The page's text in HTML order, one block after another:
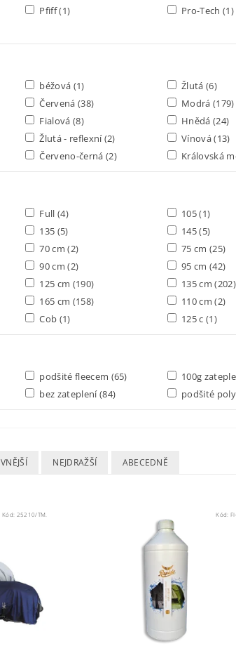
Pfiff(1) Pro-Tech (1)
béžová (1) Žlutá(6)
Červená (38) Modrá(179)
Fialová (8) Hnědá(24)
Žlutá - reflexní(2) Vínová(13)
Červeno-černá (2) Královská
Full (4) 105(1)
135 (5) 145(5)
70 cm(2) 75 cm(25)
90 cm(2) 95 cm(42)
125 cm (190) 135 cm(202)
165 cm (158) 110 cm(2)
Cob (1) 125 c(1)
podšité fleecem (65) 100g
bez zateplení(84) podšité
NEJDRAŽŠÍ ABECEDNĚ
Kód: 25210/TM. Kód: